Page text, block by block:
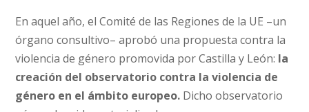
En aquel año, el Comité de las Regiones de la UE –un
órgano consultivo– aprobó una propuesta contra la
violencia de género promovida por Castilla y León: la
creación del observatorio contra la violencia de
género en el ámbito europeo. Dicho observatorio